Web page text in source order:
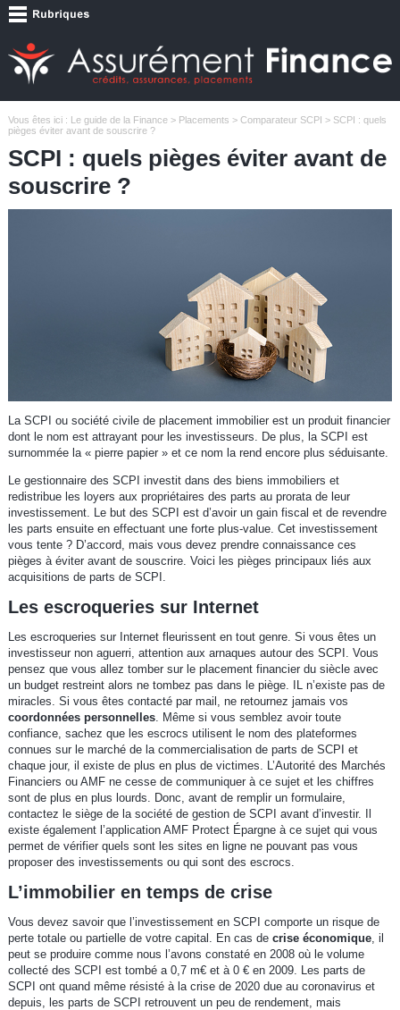
Vous êtes ici : Le guide de la Finance> Placements > Comparateur SCPI > SCPI : quels
pièges éviter avant de souscrire ?
SCPI : quels pièges éviter avant de
souscrire ?
La SCPI ou société civile de placement immobilier est un produit financier
dont le nom est attrayant pour les investisseurs. De plus, la SCPI est
surnommée la « pierre papier » et ce nom la rend encore plus séduisante.
Le gestionnaire des SCPI investit dans des biens immobiliers et
redistribue les loyers aux propriétaires des parts au prorata de leur
investissement. Le but des SCPI est d’avoir un gain fiscal et de revendre
les parts ensuite en effectuant une forte plus-value. Cet investissement
vous tente ? D’accord, mais vous devez prendre connaissance ces
pièges à éviter avant de souscrire. Voici les pièges principaux liés aux
acquisitions de parts de SCPI.
Les escroqueries sur Internet
Les escroqueries sur Internet fleurissent en tout genre. Si vous êtes un
investisseur non aguerri, attention aux arnaques autour des SCPI. Vous
pensez que vous allez tomber sur le placement financier du siècle avec
un budget restreint alors ne tombez pas dans le piège. IL n’existe pas de
miracles. Si vous êtes contacté par mail, ne retournez jamais vos
coordonnées personnelles. Même si vous semblez avoir toute
confiance, sachez que les escrocs utilisent le nom des plateformes
connues sur le marché de la commercialisation de parts de SCPI et
chaque jour, il existe de plus en plus de victimes. L’Autorité des Marchés
Financiers ou AMF ne cesse de communiquer à ce sujet et les chiffres
sont de plus en plus lourds. Donc, avant de remplir un formulaire,
contactez le siège de la société de gestion de SCPI avant d’investir. Il
existe également l’application AMF Protect Épargne à ce sujet qui vous
permet de vérifier quels sont les sites en ligne ne pouvant pas vous
proposer des investissements ou qui sont des escrocs.
L’immobilier en temps de crise
Vous devez savoir que l’investissement en SCPI comporte un risque de
perte totale ou partielle de votre capital. En cas de crise économique, il
peut se produire comme nous l’avons constaté en 2008 où le volume
collecté des SCPI est tombé a 0,7 m€ et à 0 € en 2009. Les parts de
SCPI ont quand même résisté à la crise de 2020 due au coronavirus et
depuis, les parts de SCPI retrouvent un peu de rendement, mais